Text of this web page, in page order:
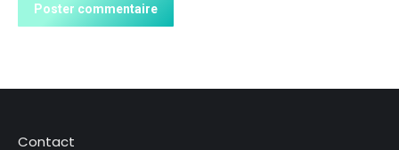
Poster commentaire
Contact